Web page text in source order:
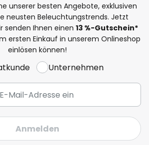
unserer besten Angebote, exklusiven
neusten Beleuchtungstrends. Jetzt
senden Ihnen einen 13 %-Gutschein*
ersten Einkauf in unserem Onlineshop
einlösen können!
Unternehmen
Anmelden